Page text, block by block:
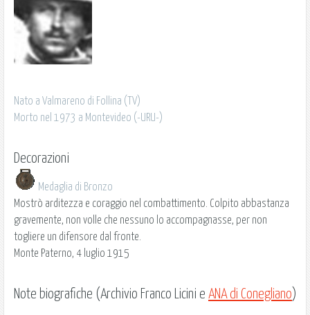
Nato a Valmareno di Follina (TV)
Morto nel 1973 a Montevideo (-URU-)
Decorazioni
Medaglia di Bronzo
Mostrò arditezza e coraggio nel combattimento. Colpito abbastanza
gravemente, non volle che nessuno lo accompagnasse, per non
togliere un difensore dal fronte.
Monte Paterno, 4 luglio 1915
Note biografiche (Archivio Franco Licini e ANA di Conegliano)